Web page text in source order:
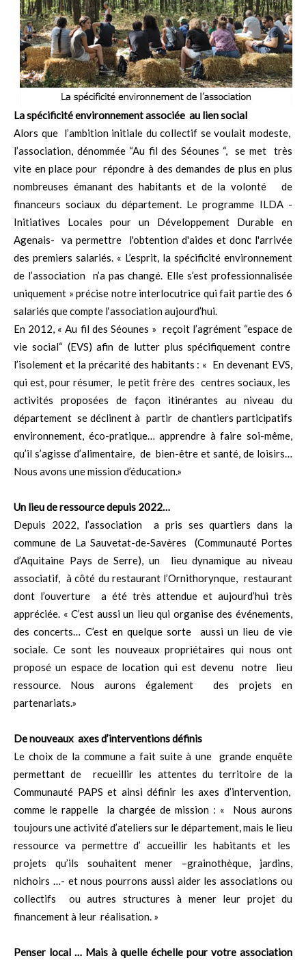
La spécificité environnement associée au lien social
Alors que l’ambition initiale du collectif se voulait modeste,
l’association, dénommée “Au fil des Séounes “, se met très
vite en place pour répondre à des demandes de plus en plus
nombreuses émanant des habitants et de la volonté de
financeurs sociaux du département. Le programme ILDA -
Initiatives Locales pour un Développement Durable en
Agenais- va permettre l'obtention d'aides et donc l'arrivée
des premiers salariés. « L’esprit, la spécificité environnement
de l’association n’a pas changé. Elle s’est professionnalisée
uniquement » précise notre interlocutrice qui fait partie des 6
salariés que compte l‘association aujourd’hui.
En 2012, « Au fil des Séounes » reçoit l’agrément “espace de
vie social“ (EVS) afin de lutter plus spécifiquement contre
l’isolement et la précarité des habitants : « En devenant EVS,
qui est, pour résumer, le petit frère des centres sociaux, les
activités proposées de façon itinérantes au niveau du
département se déclinent à partir de chantiers participatifs
environnement, éco-pratique… apprendre à faire soi-même,
qu’il s’agisse d’alimentaire, de bien-être et santé, de loisirs…
Nous avons une mission d’éducation.»
Un lieu de ressource depuis 2022…
Depuis 2022, l’association a pris ses quartiers dans la
commune de La Sauvetat-de-Savères (Communauté Portes
d’Aquitaine Pays de Serre), un lieu dynamique au niveau
associatif, à côté du restaurant l’Ornithorynque, restaurant
dont l’ouverture a été très attendue et aujourd’hui très
appréciée. « C’est aussi un lieu qui organise des événements,
des concerts… C’est en quelque sorte aussi un lieu de vie
sociale. Ce sont les nouveaux propriétaires qui nous ont
proposé un espace de location qui est devenu notre lieu
ressource. Nous aurons également des projets en
partenariats.»
De nouveaux axes d’interventions définis
Le choix de la commune a fait suite à une grande enquête
permettant de recueillir les attentes du territoire de la
Communauté PAPS et ainsi définir les axes d’intervention,
comme le rappelle la chargée de mission : « Nous aurons
toujours une activité d’ateliers sur le département, mais le lieu
ressource va permettre d’ accueillir les habitants et les
projets qu’ils souhaitent mener –grainothèque, jardins,
nichoirs …- et nous pourrons aussi aider les associations ou
collectifs ou autres structures à mener leur projet du
financement à leur réalisation. »
Penser local … Mais à quelle échelle pour votre association